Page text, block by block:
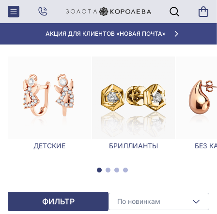
АКЦИЯ ДЛЯ КЛИЕНТОВ «НОВАЯ ПОЧТА»
Главная Серьги Серьги с овальной огранкой
СЕРЬГИ С ОВАЛЬНОЙ ОГРАНКОЙ
ДЕТСКИЕ БРИЛЛИАНТЫ БЕЗ
ФИЛЬТР По новинкам